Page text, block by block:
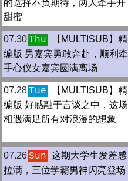
的选择不负期待，两人牵手开
甜蜜
07.30Thu
【MULTISUB】精
编版 男嘉宾勇敢奔赴，顺利牵
手心仪女嘉宾圆满离场
07.28Tue
【MULTISUB】精
编版 好感融于言谈之中，这场
相遇满足所有对浪漫的想象
07.26Sun 这期大学生发差感
拉满，三位学霸男神闪亮登场